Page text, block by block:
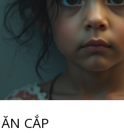
CẮP